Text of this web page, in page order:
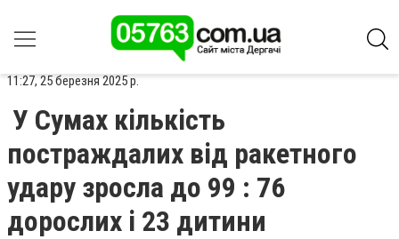
11:27, 25 березня 2025 р.
У Сумах кількість
постраждалих від ракетного
удару зросла до 99 : 76
дорослих і 23 дитини